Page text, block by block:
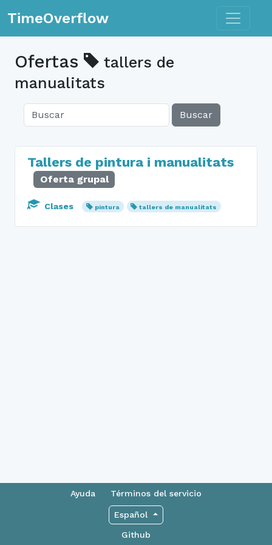
TimeOverflow Toggle
Ofertas
tallers de
manualitats
Buscar
Tallers de pintura i manualitats
Oferta grupal
Clases pintura tallers de manualitats
Ayuda Términos del servicio
Español
Github